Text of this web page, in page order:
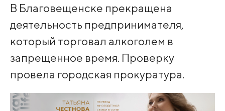
В Благовещенске прекращена
деятельность предпринимателя,
который торговал алкоголем в
запрещенное время. Проверку
провела городская прокуратура.